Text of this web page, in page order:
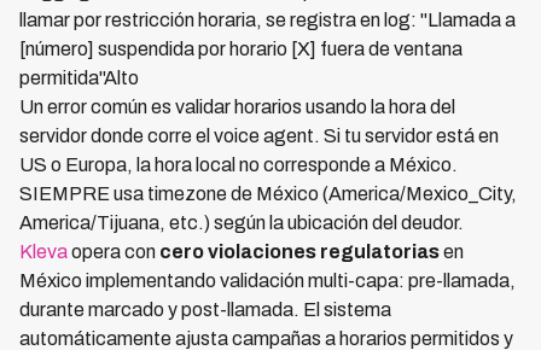
llamar por restricción horaria, se registra en log: "Llamada a
[número] suspendida por horario [X] fuera de ventana
permitida"Alto
Un error común es validar horarios usando la hora del
servidor donde corre el voice agent. Si tu servidor está en
US o Europa, la hora local no corresponde a México.
SIEMPRE usa timezone de México (America/Mexico_City,
America/Tijuana, etc.) según la ubicación del deudor.
Klevaopera con cero violaciones regulatoriasen
México implementando validación multi-capa: pre-llamada,
durante marcado y post-llamada. El sistema
automáticamente ajusta campañas a horarios permitidos y